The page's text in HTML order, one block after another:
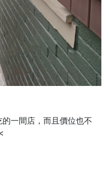
一間店，而且價位也不